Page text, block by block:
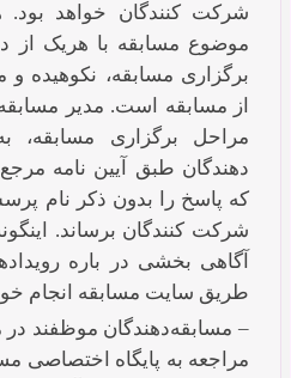
شرکت کنندگان خواهد بود.
موضوع مسابقه با هریک از
برگزاری مسابقه، نکوهیده
از مسابقه است. مدیر
مراحل برگزاری
دهندگان طبق آیین نامه
که پاسخ را بدون ذکر نام
شرکت کنندگان برساند.
آگاهی بخشی در باره
طریق سایت مسابقه انجام
– مسابقه‌دهندگان موظفند در
مراجعه به پایگاه اختصاصی